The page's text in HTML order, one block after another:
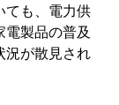
ても、電力供
製品の普及
況が散見され